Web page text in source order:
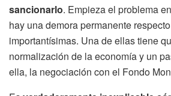
sancionarlo. Empieza el problema
hay una demora permanente
importantísimas. Una de ellas tiene
normalización de la economía y un
ella, la negociación con el Fondo